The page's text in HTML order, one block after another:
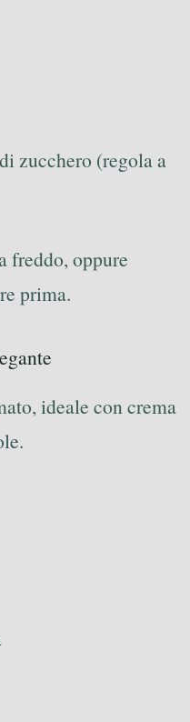
zucchero (regola a
freddo, oppure
prima.
ideale con crema